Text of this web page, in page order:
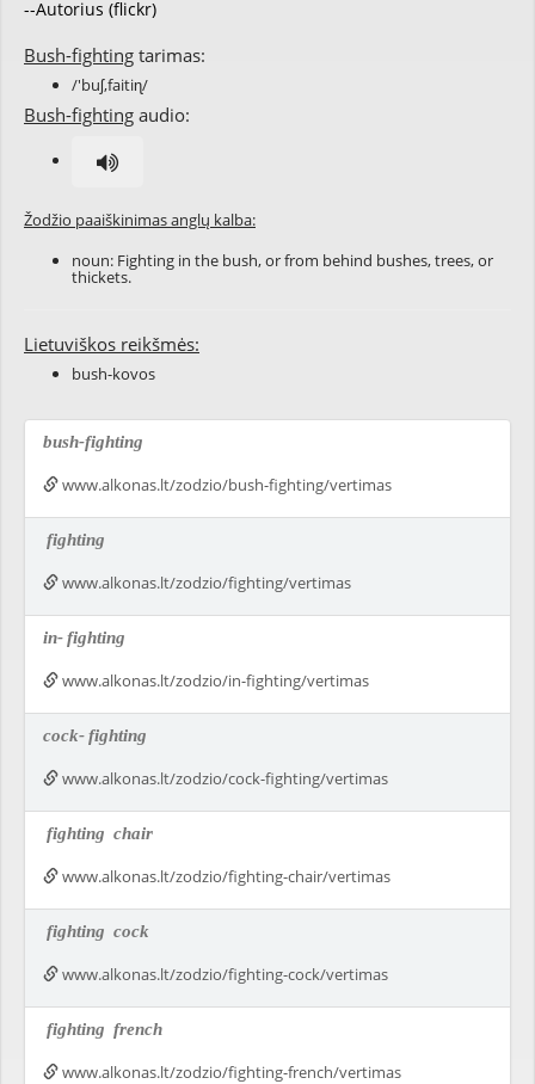
--Autorius (flickr)
Bush-fighting tarimas:
/'buʃ,faitiɳ/
Bush-fighting audio:
Žodžio paaiškinimas anglų kalba:
noun: Fighting in the bush, or from behind bushes, trees, or
thickets.
Lietuviškos reikšmės:
bush-kovos
bush-fighting
www.alkonas.lt/zodzio/bush-fighting/vertimas
fighting
www.alkonas.lt/zodzio/fighting/vertimas
in-fighting
www.alkonas.lt/zodzio/in-fighting/vertimas
cock-fighting
www.alkonas.lt/zodzio/cock-fighting/vertimas
fighting chair
www.alkonas.lt/zodzio/fighting-chair/vertimas
fighting cock
www.alkonas.lt/zodzio/fighting-cock/vertimas
fighting french
www.alkonas.lt/zodzio/fighting-french/vertimas